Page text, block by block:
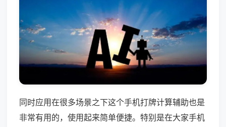
同时应用在很多场景之下这个手机打牌计算辅助也是
非常有用的，使用起来简单便捷。特别是在大家手机